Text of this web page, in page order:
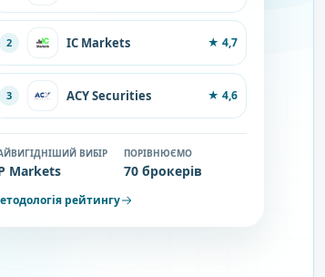
2 IC Markets ★4,7
3 ACY Securities ★4,6
ВИБІР
Markets
ПОРІВНЮЄМО
70 брокерів
рейтингу